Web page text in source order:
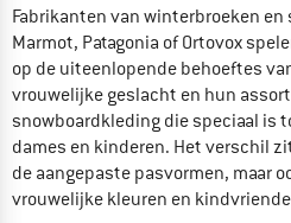
Fabrikanten van winterbroeken
Marmot, Patagonia of Ortovox
op de uiteenlopende behoeftes
vrouwelijke geslacht en hun
snowboardkleding die speciaal is
dames en kinderen. Het verschil
de aangepaste pasvormen, maar
vrouwelijke kleuren en